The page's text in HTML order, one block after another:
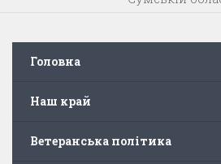
Головна
Наш край
Ветеранська політика